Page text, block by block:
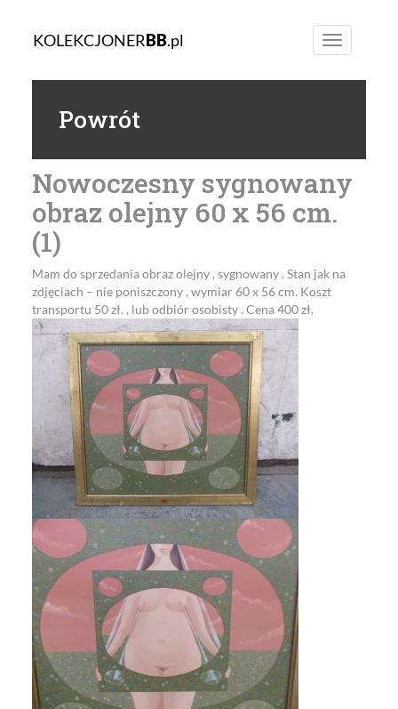
Toggle
navigation
KOLEKCJONERBB.pl
Powrót
Nowoczesny sygnowany
obraz olejny 60 x 56 cm.
(1)
Mam do sprzedania obraz olejny , sygnowany . Stan jak na
zdjęciach – nie poniszczony , wymiar 60 x 56 cm. Koszt
transportu 50 zł. , lub odbiór osobisty . Cena 400 zł.